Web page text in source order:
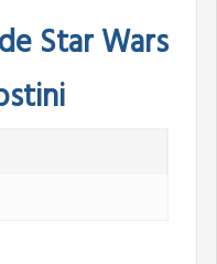
Star Wars